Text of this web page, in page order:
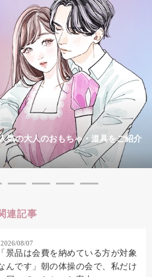
気の大人のおもちゃ・道具をご紹介
連記事
2026/08/07
「景品は会費を納めている方が対象
んです」朝の体操の会で、私だけ